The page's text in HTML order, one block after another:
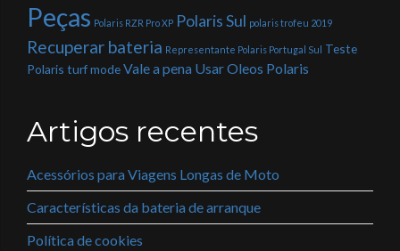
Peças Polaris RZR Pro XP Polaris Sul polaris trofeu 2019
Recuperar bateria Representante Polaris Portugal Sul Teste
Polaris turf modeVale a pena Usar Oleos Polaris
Artigos recentes
Acessórios para Viagens Longas de Moto
Características da bateria de arranque
Política de cookies